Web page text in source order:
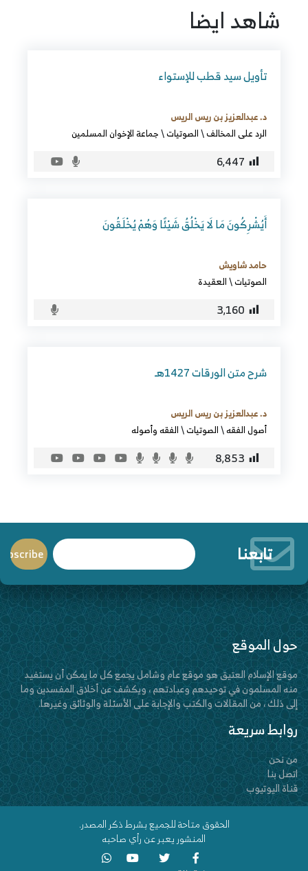
شاهد ايضا
تأويل سيد قطب للإستواء
د. عبدالعزيز بن ريس الريس
الرد على المخالف\الصوتيات\جماعة الإخوان المسلمين
6٬447
أَيُشْرِكُونَ مَا لَا يَخْلُقُ شَيْئًا وَهُمْ يُخْلَقُونَ
حامد شاويش
الصوتيات\العقيدة
3٬160
شرح متن الورقات 1427هـ
د. عبدالعزيز بن ريس الريس
أصول الفقه\الصوتيات\الفقه وأصوله
8٬853
تابعنا
حول الموقع
موقع الإسلام العتيق هو موقع عام وشامل يجمع كل ما يمكن أن يستفيد
منه المسلمون في توحيدهم وعبادتهم ، ويكشف عن أخلاق المفسدين وما
إلى ذلك ، من المقالات والكتب والإجابة على الأسئلة والوثائق وغيرها.
روابط سريعة
من نحن
اتصل بنا
قناة اليوتيوب
الحقوق متاحة للجميع بشرط ذكر المصدر.
المنشور يعبر عن رأي صاحبه